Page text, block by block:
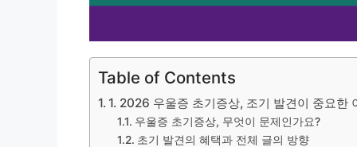
Table of Contents
1. 2026 우울증 초기증상, 조기 발견이 중요한
우울증 초기증상, 무엇이 문제인가요?
초기 발견의 혜택과 전체 글의 방향